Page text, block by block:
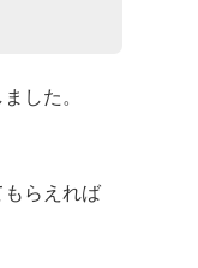
した。
らえれば